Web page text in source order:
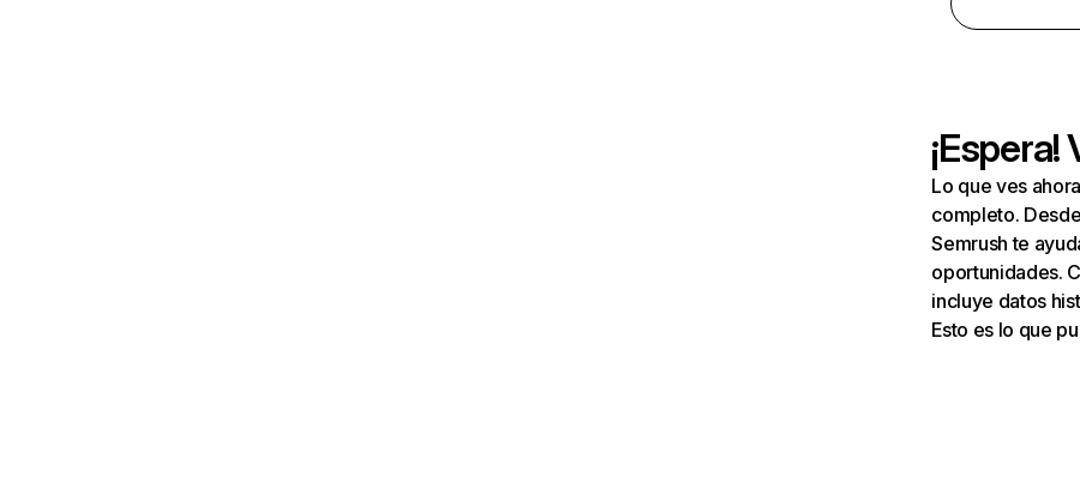
Lo que ves
completo.
Semrush te
oportunidades.
incluye datos
Esto es lo que